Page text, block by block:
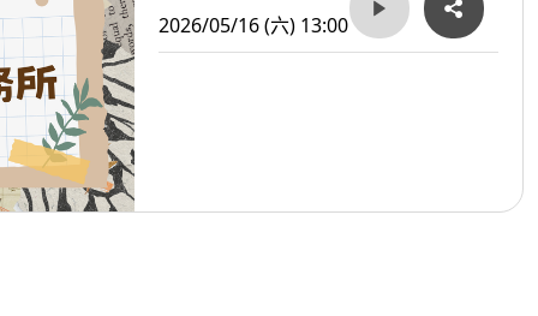
2026/05/16 (六) 13:00